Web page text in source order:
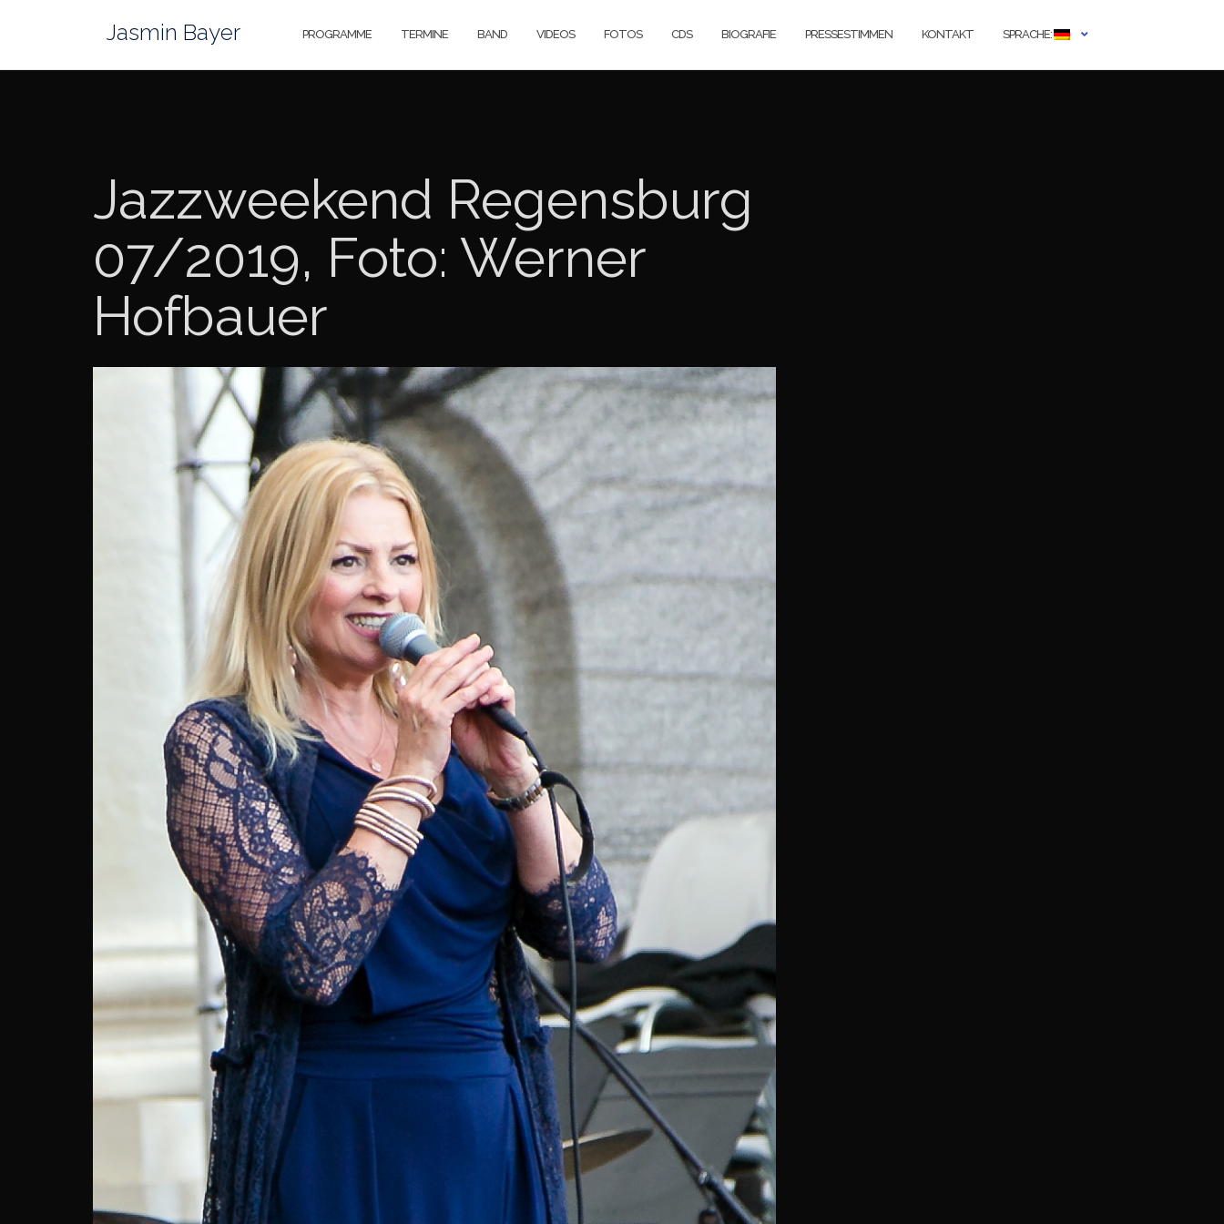
Jasmin Bayer PROGRAMME TERMINE BAND VIDEOS FOTOS CDS BIOGRAFIE PRESSESTIMMEN KONTAKT SPRACHE:
Jazzweekend Regensburg
07/2019, Foto: Werner
Hofbauer